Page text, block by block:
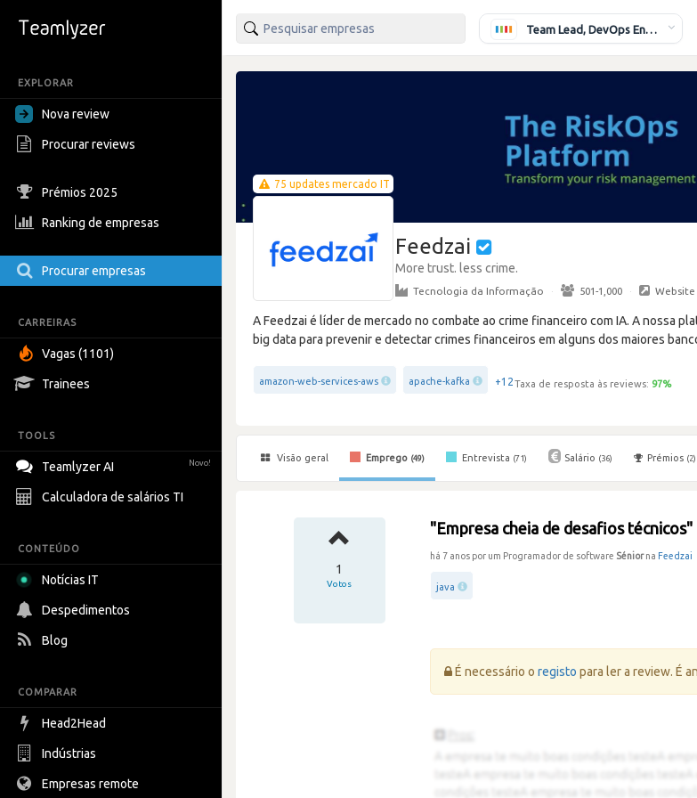
EXPLORAR
Nova review
Procurar reviews
Prémios 2025
Ranking de empresas
Procurar empresas
CARREIRAS
Vagas (1101)
Trainees
TOOLS
Teamlyzer AI Novo!
Calculadora de salários TI
CONTEÚDO
Notícias IT
Despedimentos
Blog
COMPARAR
Head2Head
Indústrias
Empresas remote
Team Lead, DevOps Engineer
75 updates mercado IT
Feedzai
More trust. less crime.
Tecnologia da Informação · 501-1,000 · Website
A Feedzai é líder de mercado no combate ao crime financeiro com IA. A nossa
big data para prevenir e detectar crimes financeiros em alguns dos maiores
amazon-web-services-aws apache-kafka +12Taxa de resposta às reviews: 97%
Visão geral Emprego (49) Entrevista (71) Salário (36) Prémios (2)
1
Votos
"Empresa cheia de desafios técnicos"
há 7 anos por um Programador de software Séniorna Feedzai
java
Erro:
É necessário oregisto para ler a review. É